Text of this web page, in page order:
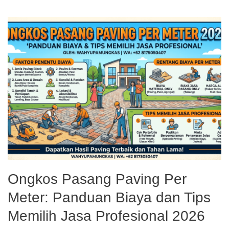
Ongkos Pasang Paving Per
Meter: Panduan Biaya dan Tips
Memilih Jasa Profesional 2026